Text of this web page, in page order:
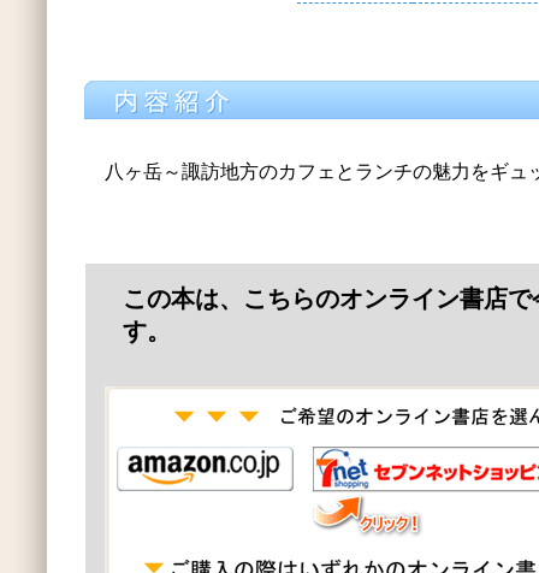
八ヶ岳～諏訪地方のカフェとランチの魅力をギュ
この本は、こちらのオンライン書店
す。